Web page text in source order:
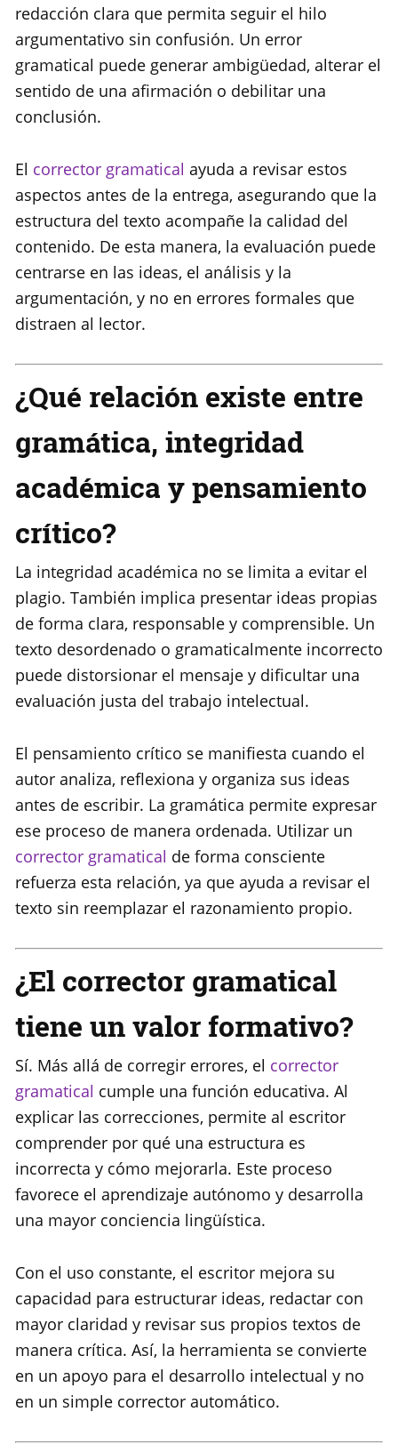
redacción clara que permita seguir el hilo
argumentativo sin confusión. Un error
gramatical puede generar ambigüedad, alterar el
sentido de una afirmación o debilitar una
conclusión.
El corrector gramatical ayuda a revisar estos
aspectos antes de la entrega, asegurando que la
estructura del texto acompañe la calidad del
contenido. De esta manera, la evaluación puede
centrarse en las ideas, el análisis y la
argumentación, y no en errores formales que
distraen al lector.
¿Qué relación existe entre
gramática, integridad
académica y pensamiento
crítico?
La integridad académica no se limita a evitar el
plagio. También implica presentar ideas propias
de forma clara, responsable y comprensible. Un
texto desordenado o gramaticalmente incorrecto
puede distorsionar el mensaje y dificultar una
evaluación justa del trabajo intelectual.
El pensamiento crítico se manifiesta cuando el
autor analiza, reflexiona y organiza sus ideas
antes de escribir. La gramática permite expresar
ese proceso de manera ordenada. Utilizar un
corrector gramatical de forma consciente
refuerza esta relación, ya que ayuda a revisar el
texto sin reemplazar el razonamiento propio.
¿El corrector gramatical
tiene un valor formativo?
Sí. Más allá de corregir errores, el corrector
gramatical cumple una función educativa. Al
explicar las correcciones, permite al escritor
comprender por qué una estructura es
incorrecta y cómo mejorarla. Este proceso
favorece el aprendizaje autónomo y desarrolla
una mayor conciencia lingüística.
Con el uso constante, el escritor mejora su
capacidad para estructurar ideas, redactar con
mayor claridad y revisar sus propios textos de
manera crítica. Así, la herramienta se convierte
en un apoyo para el desarrollo intelectual y no
en un simple corrector automático.